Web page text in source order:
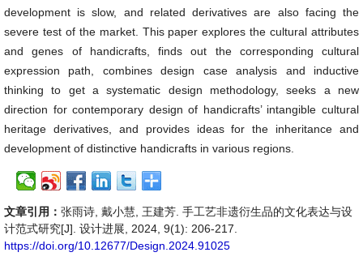
development is slow, and related derivatives are also facing the
severe test of the market. This paper explores the cultural attributes
and genes of handicrafts, finds out the corresponding cultural
expression path, combines design case analysis and inductive
thinking to get a systematic design methodology, seeks a new
direction for contemporary design of handicrafts’ intangible cultural
heritage derivatives, and provides ideas for the inheritance and
development of distinctive handicrafts in various regions.
文章引用： 张雨诗, 戴小慧, 王建芳. 手工艺非遗衍生品的文化表达与设
计范式研究[J]. 设计进展, 2024, 9(1): 206-217.
https://doi.org/10.12677/Design.2024.91025